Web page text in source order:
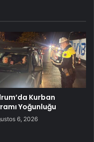
Kurban
Yoğunluğu
6, 2026